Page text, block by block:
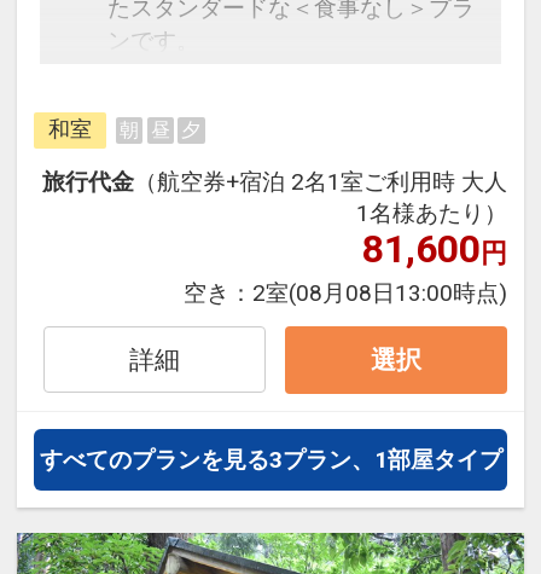
たスタンダードな＜食事なし＞プラ
ンです。
ら、一都市滞在はもちろん周遊旅行
にも最適！
旅行期間中の1泊だけの宿泊や延
泊・飛び泊なども自由自在です。
フライトは、安心のJAL（または
JALグループ）確約！フライトマイ
ル50%貯まります。
オプションでレンタカーや現地交
通・体験プランなどの追加（同時予
約）が可能なプランもございます。
和室 朝 昼 夕
旅行代金 （航空券+宿泊 2名1室ご利用時 大人
1名様あたり）
81,600円
空き： 2室(08月08日13:00時点)
詳細 選択
すべてのプランを見る3プラン、1部屋タイプ